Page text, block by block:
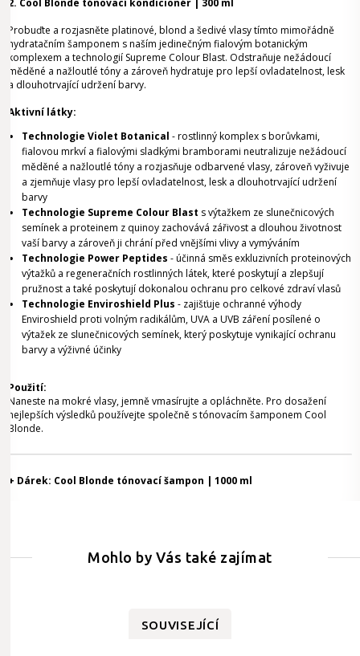
Probuďte a rozjasněte platinové, blond a šedivé vlasy tímto mimořádně
hydratačním šamponem s naším jedinečným fialovým botanickým
komplexem a technologií Supreme Colour Blast. Odstraňuje nežádoucí
měděné a nažloutlé tóny a zároveň hydratuje pro lepší ovladatelnost, lesk
a dlouhotrvající udržení barvy.
Aktivní látky:
Technologie Violet Botanical - rostlinný komplex s borůvkami,
fialovou mrkví a fialovými sladkými bramborami neutralizuje nežádoucí
měděné a nažloutlé tóny a rozjasňuje odbarvené vlasy, zároveň vyživuje
a zjemňuje vlasy pro lepší ovladatelnost, lesk a dlouhotrvající udržení
barvy
Technologie Supreme Colour Blast s výtažkem ze slunečnicových
semínek a proteinem z quinoy zachovává zářivost a dlouhou životnost
vaší barvy a zároveň ji chrání před vnějšími vlivy a vymýváním
Technologie Power Peptides - účinná směs exkluzivních proteinových
výtažků a regeneračních rostlinných látek, které poskytují a zlepšují
pružnost a také poskytují dokonalou ochranu pro celkové zdraví vlasů
Technologie Enviroshield Plus - zajišťuje ochranné výhody
Enviroshield proti volným radikálům, UVA a UVB záření posílené o
výtažek ze slunečnicových semínek, který poskytuje vynikající ochranu
barvy a výživné účinky
Použití:
Naneste na mokré vlasy, jemně vmasírujte a opláchněte. Pro dosažení
nejlepších výsledků používejte společně s tónovacím šamponem Cool
Blonde.
+ Dárek: Cool Blonde tónovací šampon | 1000 ml
Mohlo by Vás také zajímat
SOUVISEJÍCÍ